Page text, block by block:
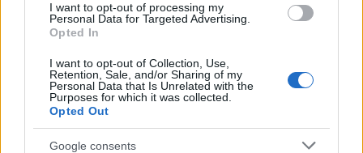
I want to opt-out of processing my
Personal Data for Targeted Advertising.
Opted In
I want to opt-out of Collection, Use,
Retention, Sale, and/or Sharing of my
Personal Data that Is Unrelated with the
Purposes for which it was collected.
Opted Out
Google consents
Θρήνος για τον Λιονέλ Μέσι – Πέθανε ο
πατέρας του, Χόρχε
Ελίζαμπεθ Ελέτσι και Νεκτάριος Λεμονίδης
πήγαν στον Άγιο Νεκτάριο Βούλας για να
πάρουν την ευχή για τον γιο τους
Τζο Μπάιντεν: «Ο καρκίνος έχει εξαπλωθεί,
είναι πολύ επώδυνο», λέει ο γιος του